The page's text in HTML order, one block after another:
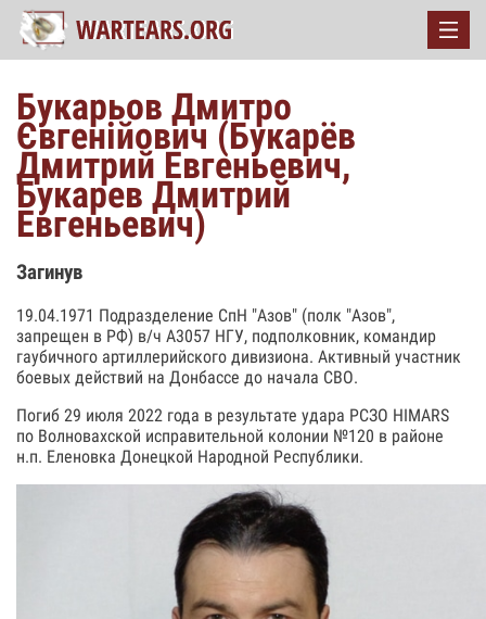
Букарьов Дмитро
Євгенійович (Букарёв
Дмитрий Евгеньевич,
Букарев Дмитрий
Евгеньевич)
Загинув
19.04.1971 Подразделение СпН "Азов" (полк "Азов",
запрещен в РФ) в/ч А3057 НГУ, подполковник, командир
гаубичного артиллерийского дивизиона. Активный участник
боевых действий на Донбассе до начала СВО.
Погиб 29 июля 2022 года в результате удара РСЗО HIMARS
по Волновахской исправительной колонии №120 в районе
н.п. Еленовка Донецкой Народной Республики.